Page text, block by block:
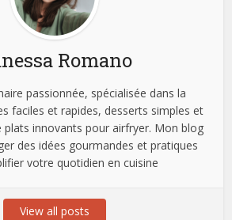
Romano
passionnée, spécialisée dans la
faciles et rapides, desserts simples et
plats innovants pour airfryer. Mon blog
des idées gourmandes et pratiques
votre quotidien en cuisine
View all posts